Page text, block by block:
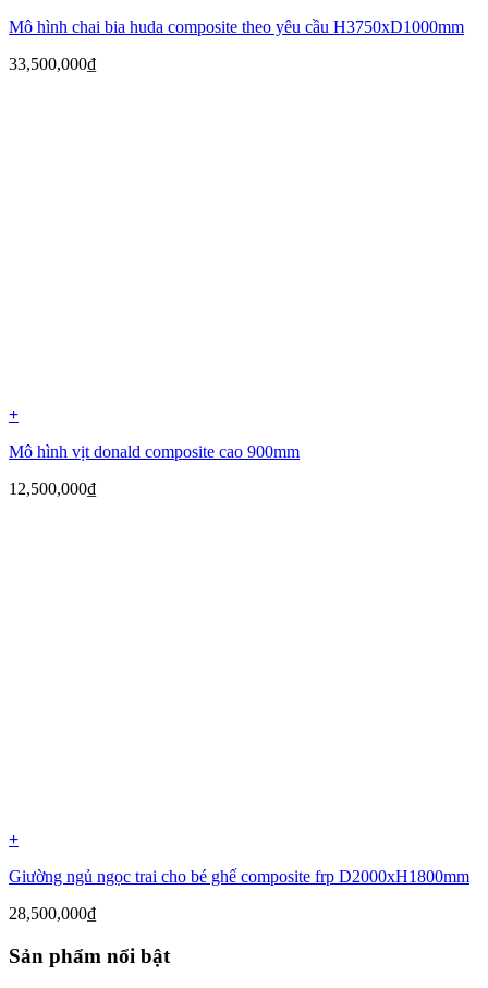
Mô hình chai bia huda composite theo yêu cầu H3750xD1000mm
33,500,000₫
+
Mô hình vịt donald composite cao 900mm
12,500,000₫
+
Giường ngủ ngọc trai cho bé ghế composite frp D2000xH1800mm
28,500,000₫
Sản phẩm nổi bật